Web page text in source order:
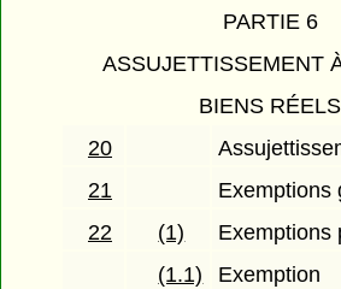
PARTIE 6
ASSUJETTISSEMENT
BIENS RÉELS
20
21
Exemptions
22
(1)
Exemptions
(1.1)